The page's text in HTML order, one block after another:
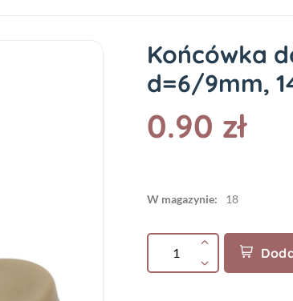
Końcówka
d=6/9mm,
0.90 zł
W magazynie: 18